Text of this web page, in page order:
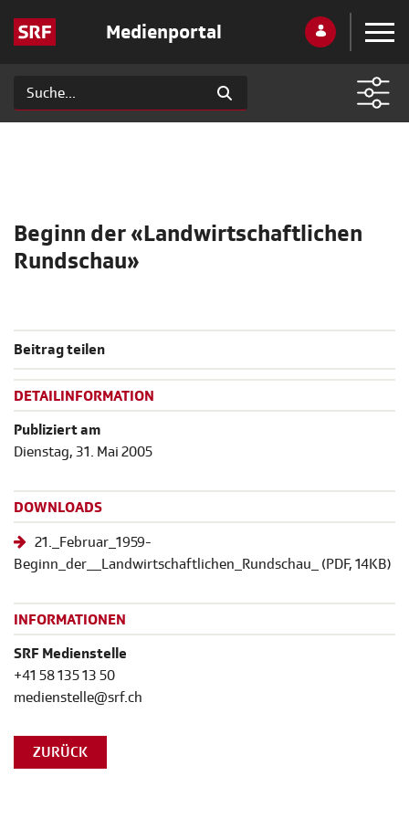
Medienportal
Beginn der «Landwirtschaftlichen
Rundschau»
Beitrag teilen
DETAILINFORMATION
Publiziert am
Dienstag, 31. Mai 2005
DOWNLOADS
21._Februar_1959-
Beginn_der__Landwirtschaftlichen_Rundschau_ (PDF, 14KB)
INFORMATIONEN
SRF Medienstelle
+41 58 135 13 50
medienstelle@srf.ch
ZURÜCK